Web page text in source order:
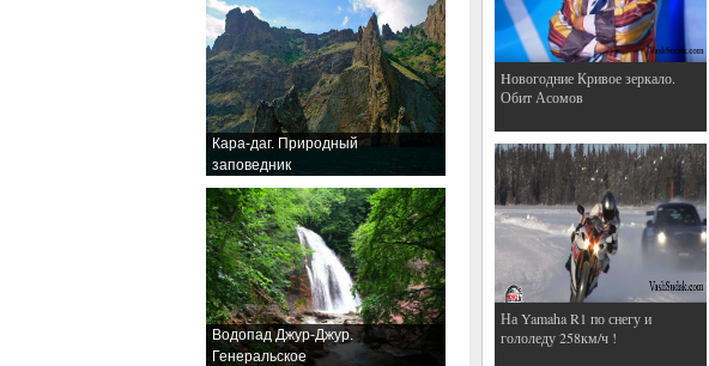
Кара-даг. Природный
заповедник
Водопад Джур-Джур.
Генеральское
Hовогодние Кривое зеркало.
Обит Асомов
На Yamaha R1 по снегу и
гололеду 258км/ч !